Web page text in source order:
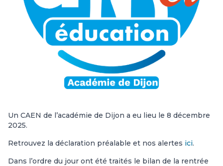
Un CAEN de l’académie de Dijon a eu lieu le 8 décembre
2025.
Retrouvez la déclaration préalable et nos alertes ici.
Dans l’ordre du jour ont été traités le bilan de la rentrée